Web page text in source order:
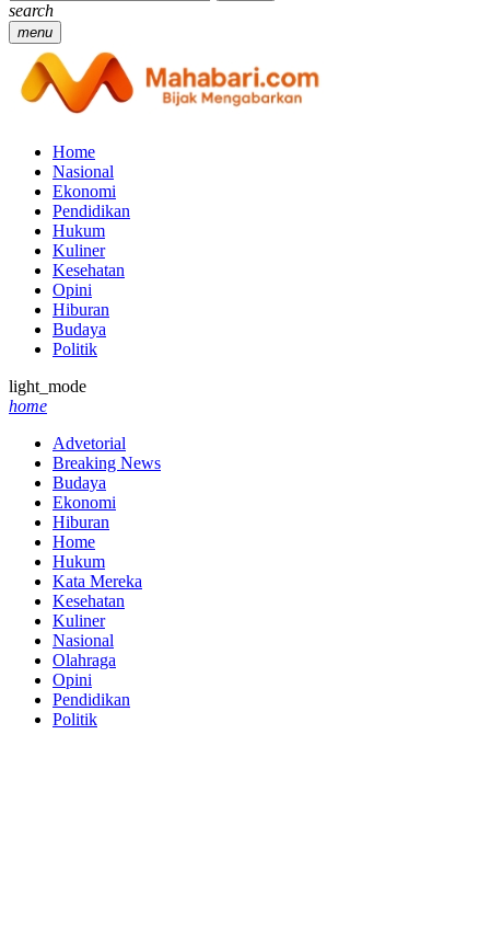
search
menu
Home
Nasional
Ekonomi
Pendidikan
Hukum
Kuliner
Kesehatan
Opini
Hiburan
Budaya
Politik
light_mode
home
Advetorial
Breaking News
Budaya
Ekonomi
Hiburan
Home
Hukum
Kata Mereka
Kesehatan
Kuliner
Nasional
Olahraga
Opini
Pendidikan
Politik